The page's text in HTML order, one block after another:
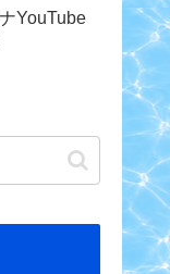
YouTube